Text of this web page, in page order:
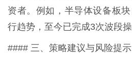
资者。例如，半导体设备板
行趋势，至今已完成3次波段操
#### 三、策略建议与风险提示